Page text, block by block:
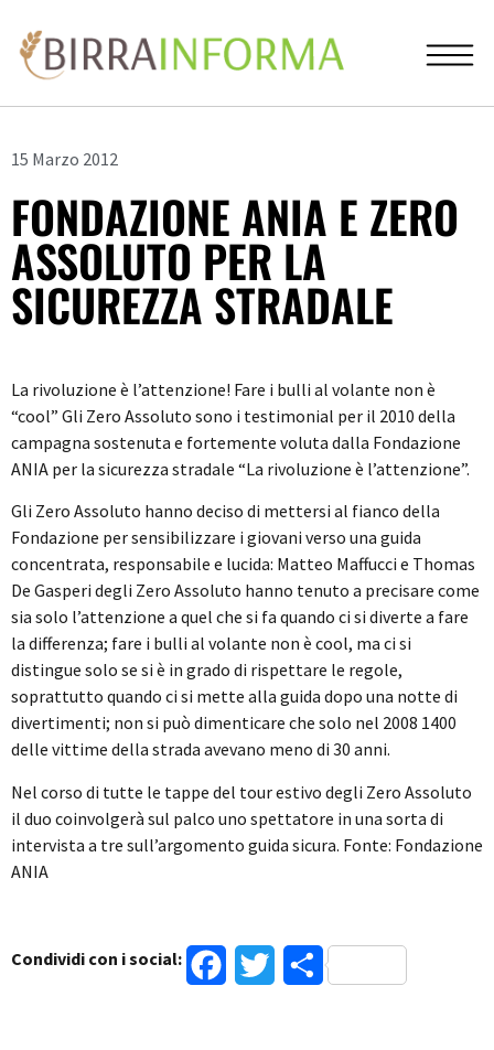
15 Marzo 2012
FONDAZIONE ANIA E ZERO
ASSOLUTO PER LA
SICUREZZA STRADALE
La rivoluzione è l’attenzione! Fare i bulli al volante non è
“cool” Gli Zero Assoluto sono i testimonial per il 2010 della
campagna sostenuta e fortemente voluta dalla Fondazione
ANIA per la sicurezza stradale “La rivoluzione è l’attenzione”.
Gli Zero Assoluto hanno deciso di mettersi al fianco della
Fondazione per sensibilizzare i giovani verso una guida
concentrata, responsabile e lucida: Matteo Maffucci e Thomas
De Gasperi degli Zero Assoluto hanno tenuto a precisare come
sia solo l’attenzione a quel che si fa quando ci si diverte a fare
la differenza; fare i bulli al volante non è cool, ma ci si
distingue solo se si è in grado di rispettare le regole,
soprattutto quando ci si mette alla guida dopo una notte di
divertimenti; non si può dimenticare che solo nel 2008 1400
delle vittime della strada avevano meno di 30 anni.
Nel corso di tutte le tappe del tour estivo degli Zero Assoluto
il duo coinvolgerà sul palco uno spettatore in una sorta di
intervista a tre sull’argomento guida sicura. Fonte: Fondazione
ANIA
Condividi con i social: FacebookTwitterCondividi